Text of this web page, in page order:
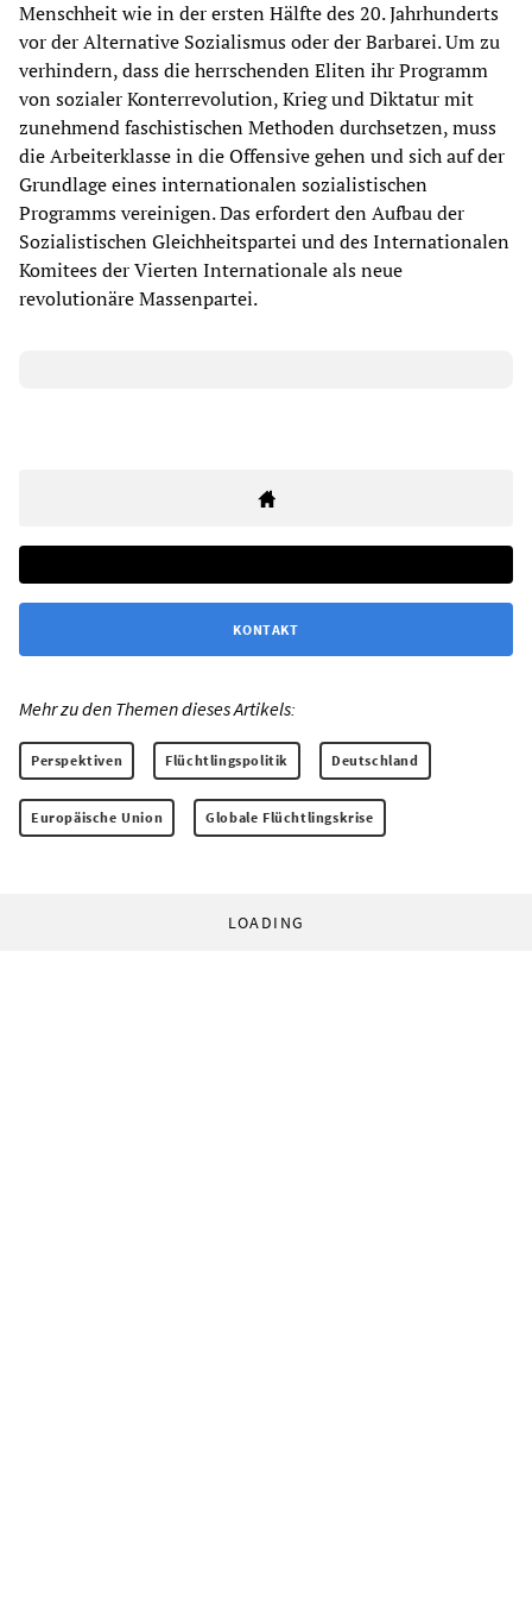
Menschheit wie in der ersten Hälfte des 20. Jahrhunderts
vor der Alternative Sozialismus oder der Barbarei. Um zu
verhindern, dass die herrschenden Eliten ihr Programm
von sozialer Konterrevolution, Krieg und Diktatur mit
zunehmend faschistischen Methoden durchsetzen, muss
die Arbeiterklasse in die Offensive gehen und sich auf der
Grundlage eines internationalen sozialistischen
Programms vereinigen. Das erfordert den Aufbau der
Sozialistischen Gleichheitspartei und des Internationalen
Komitees der Vierten Internationale als neue
revolutionäre Massenpartei.
KONTAKT
Mehr zu den Themen dieses Artikels:
Perspektiven Flüchtlingspolitik Deutschland
Europäische Union Globale Flüchtlingskrise
LOADING